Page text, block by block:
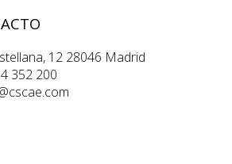
12 28046 Madrid
352 200